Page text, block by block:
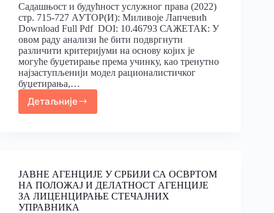
Садашњост и будућност услужног права (2022)
стр. 715-727 АУТОР(И): Миливоје Лапчевић
Download Full Pdf DOI: 10.46793 САЖЕТАК: У
овом раду анализи ће бити подвргнути
различити критеријуми на основу којих је
могуће буџетирање према учинку, као тренутно
најзаступљенији модел рационалистичког
буџетирања,…
Детаљније
ЈАВНЕ АГЕНЦИЈЕ У СРБИЈИ СА ОСВРТОМ
НА ПОЛОЖАЈ И ДЕЛАТНОСТ АГЕНЦИЈЕ
ЗА ЛИЦЕНЦИРАЊЕ СТЕЧАЈНИХ
УПРАВНИКА